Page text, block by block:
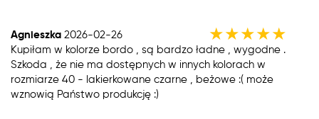
Agnieszka 2026-02-26 ★★★★★
Kupiłam w kolorze bordo , są bardzo ładne , wygodne .
Szkoda , że nie ma dostępnych w innych kolorach w
rozmiarze 40 - lakierkowane czarne , beżowe :( może
wznowią Państwo produkcję :)